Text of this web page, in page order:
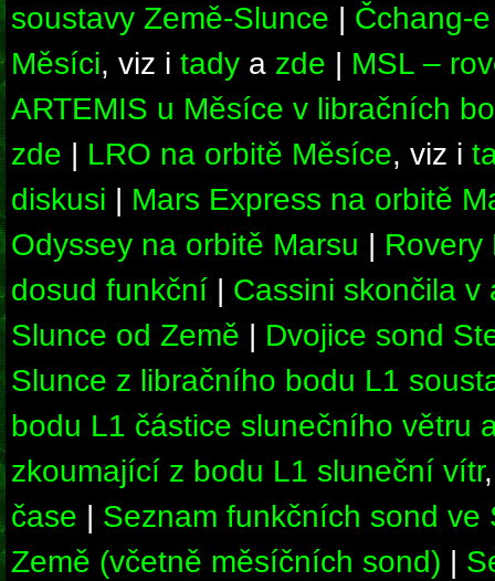
soustavy Země-Slunce | Čchang-
Měsíci, viz i tady a zde | MSL –
ARTEMIS u Měsíce v libračních
zde | LRO na orbitě Měsíce, viz i
diskusi | Mars Express na orbitě
Odyssey na orbitě Marsu | Rovery
dosud funkční | Cassini skončila v
Slunce od Země | Dvojice sond
Slunce z libračního bodu L1
bodu L1 částice slunečního větru
zkoumající z bodu L1 sluneční vítr
čase | Seznam funkčních sond
Země (včetně měsíčních sond) |